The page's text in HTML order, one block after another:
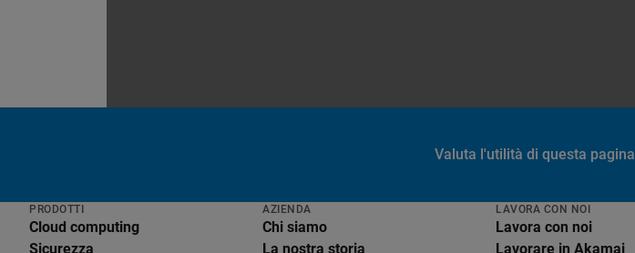
Valuta l'utilità di questa pagina
PRODOTTI
Cloud computing
Sicurezza
AZIENDA
Chi siamo
La nostra storia
LAVORA CON NOI
Lavora con noi
Lavorare in Akamai